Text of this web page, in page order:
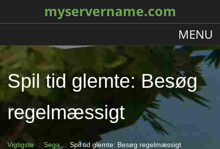
myservername.com
MENU
Spil tid glemte: Besøg
regelmæssigt
Vigtigste Sega Spil tid glemte: Besøg regelmæssigt